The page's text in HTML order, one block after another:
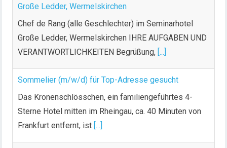
Große Ledder, Wermelskirchen
Chef de Rang (alle Geschlechter) im Seminarhotel
Große Ledder, Wermelskirchen IHRE AUFGABEN UND
VERANTWORTLICHKEITEN Begrüßung, [...]
Sommelier (m/w/d) für Top-Adresse gesucht
Das Kronenschlösschen, ein familiengeführtes 4-
Sterne Hotel mitten im Rheingau, ca. 40 Minuten von
Frankfurt entfernt, ist [...]